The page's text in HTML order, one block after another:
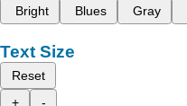
Bright
Blues Gray
Text Size
Reset
+
-